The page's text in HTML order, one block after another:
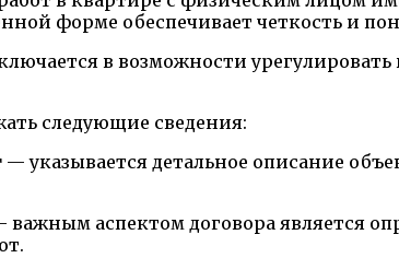
форме обеспечивает четкость и
в возможности
следующие сведения:
— указывается детальное описание
важным аспектом договора является